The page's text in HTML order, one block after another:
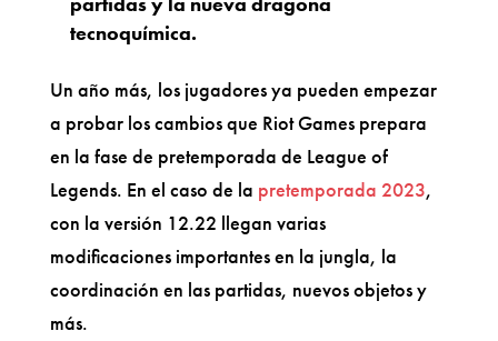
tecnoquímica.
Un año más, los jugadores ya pueden empezar
a probar los cambios que Riot Games prepara
en la fase de pretemporada de League of
Legends. En el caso de la pretemporada 2023,
con la versión 12.22 llegan varias
modificaciones importantes en la jungla, la
coordinación en las partidas, nuevos objetos y
más.